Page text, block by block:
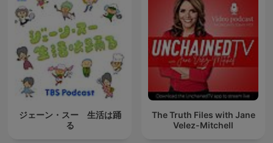
The Truth Files with Jane
Velez-Mitchell
ジェーン・スー 生活は踊
る